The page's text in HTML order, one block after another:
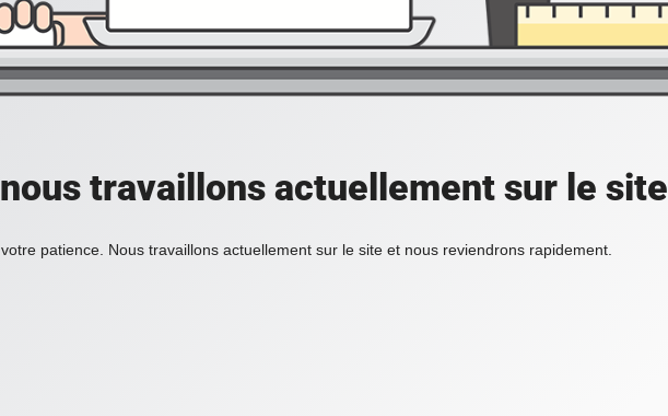
travaillons actuellement sur le site
patience. Nous travaillons actuellement sur le site et nous reviendrons rapidement.